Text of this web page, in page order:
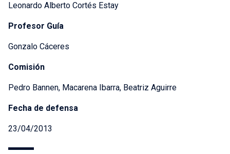
Leonardo Alberto Cortés Estay
Profesor Guía
Gonzalo Cáceres
Comisión
Pedro Bannen, Macarena Ibarra, Beatriz Aguirre
Fecha de defensa
23/04/2013